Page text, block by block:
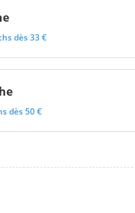
dès 33 €
dès 50 €